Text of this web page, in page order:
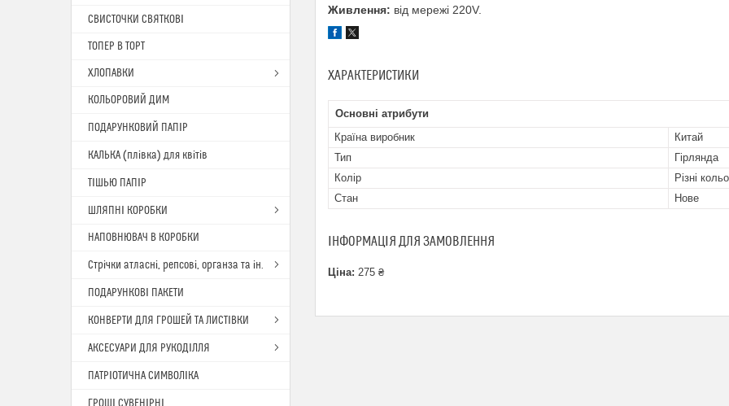
Живлення: від мережі 220V.
ХАРАКТЕРИСТИКИ
Основні атрибути
Країна виробник
Китай
Тип
Гірлянда
Колір
Різні
Стан
Нове
ІНФОРМАЦІЯ ДЛЯ ЗАМОВЛЕННЯ
Ціна: 275 ₴
СВИСТОЧКИ СВЯТКОВІ
ТОПЕР В ТОРТ
ХЛОПАВКИ
КОЛЬОРОВИЙ ДИМ
ПОДАРУНКОВИЙ ПАПІР
КАЛЬКА (плівка) для квітів
ТІШЬЮ ПАПІР
ШЛЯПНІ КОРОБКИ
НАПОВНЮВАЧ В КОРОБКИ
Стрічки атласні, репсові, органза та ін.
ПОДАРУНКОВІ ПАКЕТИ
КОНВЕРТИ ДЛЯ ГРОШЕЙ ТА ЛИСТІВКИ
АКСЕСУАРИ ДЛЯ РУКОДІЛЛЯ
ПАТРІОТИЧНА СИМВОЛІКА